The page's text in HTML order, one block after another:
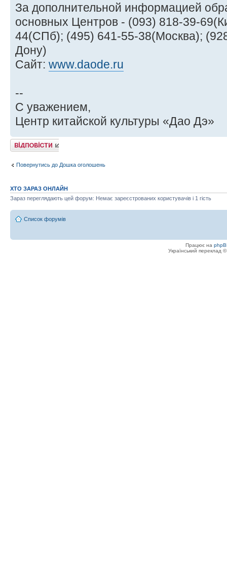
За дополнительной информацией
основных Центров - (093) 818-39-
44(СПб); (495) 641-55-38(Москва);
Дону)
Сайт: www.daode.ru
--
С уважением,
Центр китайской культуры «Дао Дэ»
Відповісти
Повернутись до Дошка оголошень
ХТО ЗАРАЗ ОНЛАЙН
Зараз переглядають цей форум: Немає зареєстрованих користувачів і 1 гість
Список форумів
Працює на
Український переклад